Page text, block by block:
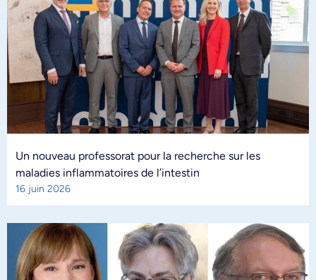
Un nouveau professorat pour la recherche sur les
maladies inflammatoires de l’intestin
16 juin 2026